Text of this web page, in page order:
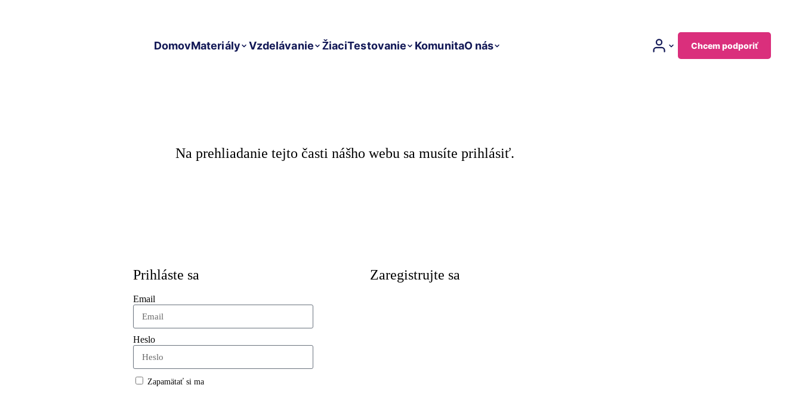
DomovMateriály Vzdelávanie ŽiaciTestovanie KomunitaO nás Chcem podporiť
Na prehliadanie tejto časti nášho webu sa musíte prihlásiť.
Prihláste sa
Email
Heslo
Zapamätať si ma
Zaregistrujte sa